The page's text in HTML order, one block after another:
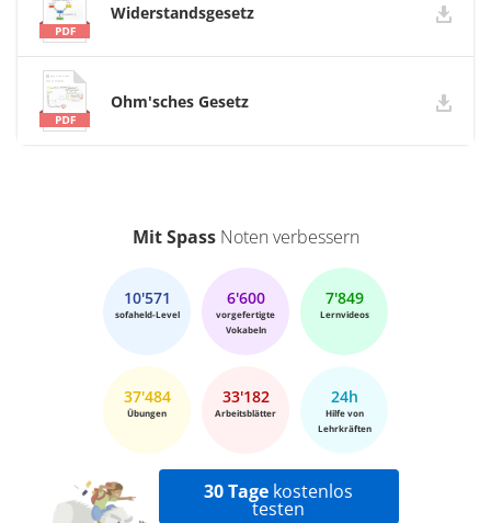
Widerstandsgesetz
Ohm'sches Gesetz
Mit SpassNoten verbessern
10'571
sofaheld-Level
6'600
vorgefertigte
Vokabeln
7'849
Lernvideos
37'484
Übungen
33'182
Arbeitsblätter
24h
Hilfe von
Lehrkräften
30 Tage kostenlos
testen